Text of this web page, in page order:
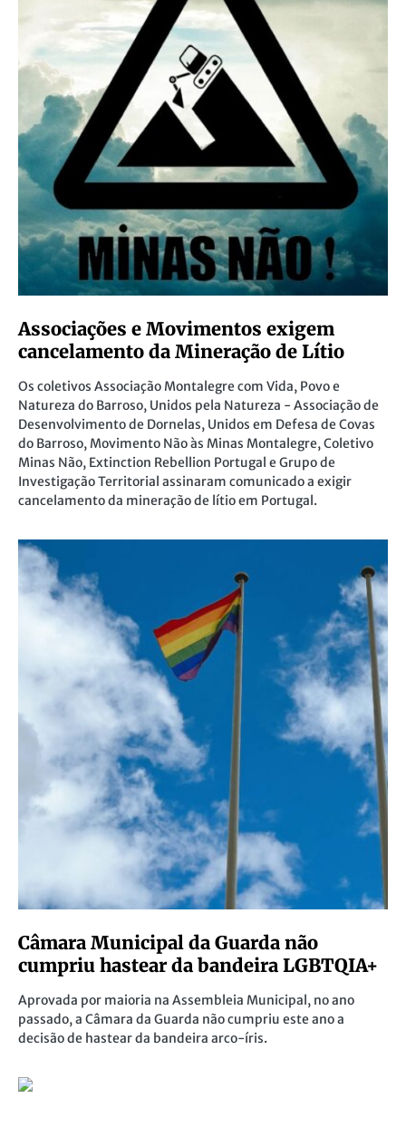
Associações e Movimentos exigem
cancelamento da Mineração de Lítio
Os coletivos Associação Montalegre com Vida, Povo e
Natureza do Barroso, Unidos pela Natureza - Associação de
Desenvolvimento de Dornelas, Unidos em Defesa de Covas
do Barroso, Movimento Não às Minas Montalegre, Coletivo
Minas Não, Extinction Rebellion Portugal e Grupo de
Investigação Territorial assinaram comunicado a exigir
cancelamento da mineração de lítio em Portugal.
Câmara Municipal da Guarda não
cumpriu hastear da bandeira LGBTQIA+
Aprovada por maioria na Assembleia Municipal, no ano
passado, a Câmara da Guarda não cumpriu este ano a
decisão de hastear da bandeira arco-íris.